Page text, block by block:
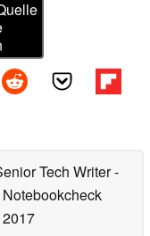
Tech Writer-